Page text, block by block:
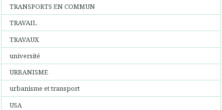
TRANSPORTS EN COMMUN
TRAVAIL
TRAVAUX
université
URBANISME
urbanisme et transport
USA